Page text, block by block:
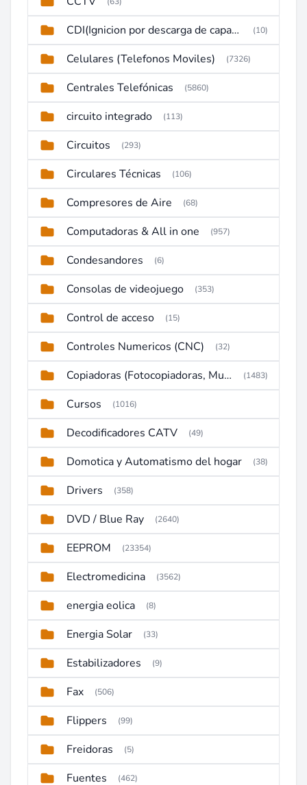
CDI(Ignicion por descarga de capacitor) (10)
Celulares (Telefonos Moviles) (7326)
Centrales Telefónicas (5860)
circuito integrado (113)
Circuitos (293)
Circulares Técnicas (106)
Compresores de Aire (68)
Computadoras & All in one (957)
Condesandores (6)
Consolas de videojuego (353)
Control de acceso (15)
Controles Numericos (CNC) (32)
Copiadoras (Fotocopiadoras, Multifunctions, Ploter, etc) (1483)
Cursos (1016)
Decodificadores CATV (49)
Domotica y Automatismo del hogar (38)
Drivers (358)
DVD / Blue Ray (2640)
EEPROM (23354)
Electromedicina (3562)
energia eolica (8)
Energia Solar (33)
Estabilizadores (9)
Fax (506)
Flippers (99)
Freidoras (5)
Fuentes (462)